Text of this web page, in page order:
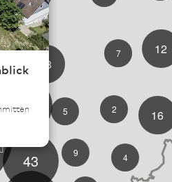
12
7
5
18
33 2
4
16
9
43